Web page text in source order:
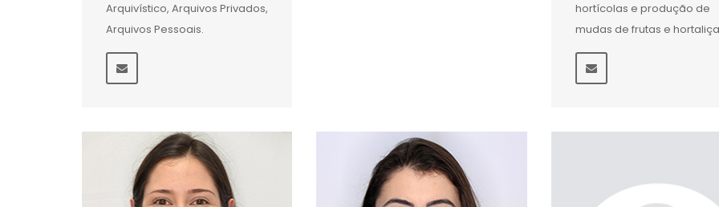
Arquivístico, Arquivos Privados,
Arquivos Pessoais.
hortícolas e produção de
mudas de frutas e